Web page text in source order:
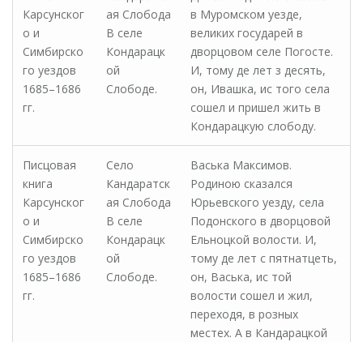
Карсунског
о и
Симбирско
го уездов
1685–1686
гг.
ая Слобода
В селе
Кондарацк
ой
Слободе.
в Муромском уезде,
великих государей в
дворцовом селе Погосте.
И, тому де лет з десять,
он, Ивашка, ис того села
сошел и пришел жить в
Кондарацкую слободу.
Писцовая
книга
Карсунског
о и
Симбирско
го уездов
1685–1686
гг.
Село
Кандаратск
ая Слобода
В селе
Кондарацк
ой
Слободе.
Васька Максимов.
Родиною сказался
Юрьевского уезду, села
Подонского в дворцовой
Ельноцкой волости. И,
тому де лет с пятнатцеть,
он, Васька, ис той
волости сошел и жил,
переходя, в розных
местех. А в Кандарацкой